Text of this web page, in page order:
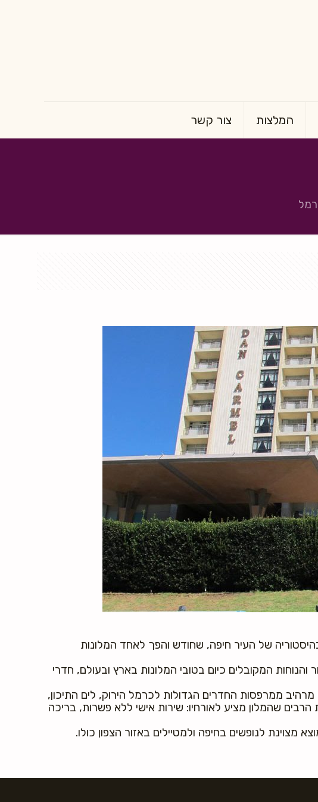
המלצות צור קשר
של העיר חיפה, שחודש והפך לאחד המלונות
המקובלים כיום בטובי המלונות בארץ ובעולם, חדרי
ממרפסות החדרים הגדולות לכרמל הירוק, לים התיכון,
הרבים שהמלון מציע לאורחיו: שירות אישי ללא פשרות, בריכה
לנופשים בחיפה ולמטיילים באזור הצפון כולו.